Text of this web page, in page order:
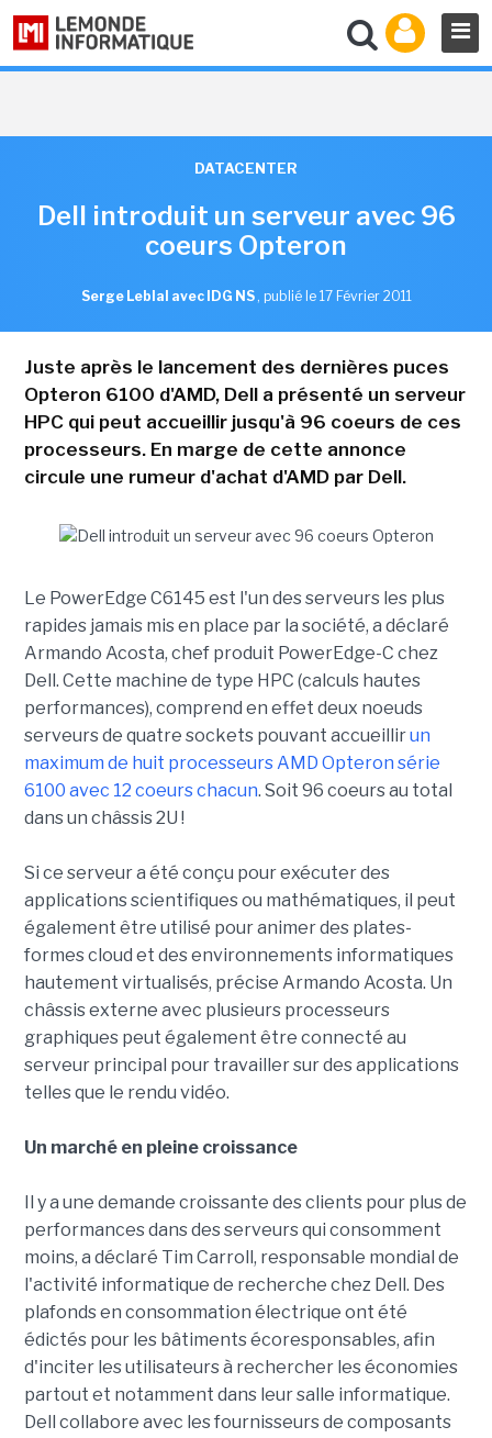
DATACENTER
Dell introduit un serveur avec 96
coeurs Opteron
Serge Leblal avec IDG NS , publié le 17 Février 2011
Juste après le lancement des dernières puces
Opteron 6100 d'AMD, Dell a présenté un serveur
HPC qui peut accueillir jusqu'à 96 coeurs de ces
processeurs. En marge de cette annonce
circule une rumeur d'achat d'AMD par Dell.
Le PowerEdge C6145 est l'un des serveurs les plus
rapides jamais mis en place par la société, a déclaré
Armando Acosta, chef produit PowerEdge-C chez
Dell. Cette machine de type HPC (calculs hautes
performances), comprend en effet deux noeuds
serveurs de quatre sockets pouvant accueillirun
maximum de huit processeurs AMD Opteron série
6100 avec 12 coeurs chacun. Soit 96 coeurs au total
dans un châssis 2U !
Si ce serveur a été conçu pour exécuter des
applications scientifiques ou mathématiques, il peut
également être utilisé pour animer des plates-
formes cloud et des environnements informatiques
hautement virtualisés, précise Armando Acosta. Un
châssis externe avec plusieurs processeurs
graphiques peut également être connecté au
serveur principal pour travailler sur des applications
telles que le rendu vidéo.
Un marché en pleine croissance
Il y a une demande croissante des clients pour plus de
performances dans des serveurs qui consomment
moins, a déclaré Tim Carroll, responsable mondial de
l'activité informatique de recherche chez Dell. Des
plafonds en consommation électrique ont été
édictés pour les bâtiments écoresponsables, afin
d'inciter les utilisateurs à rechercher les économies
partout et notamment dans leur salle informatique.
Dell collabore avec les fournisseurs de composants